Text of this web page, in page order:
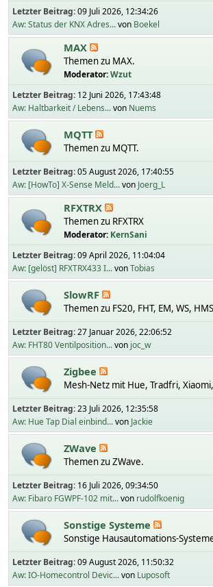
Letzter Beitrag:09 Juli 2026, 12:34:26
Aw: Status der KNX Adres...von Boekel
MAX
Themen zu MAX.
Moderator:Wzut
Letzter Beitrag: 12 Juni 2026, 17:43:48
Aw: Haltbarkeit / Lebens...von Nuems
MQTT
Themen zu MQTT.
Letzter Beitrag:05 August 2026, 17:40:55
Aw: [HowTo] X-Sense Meld...von Joerg_L
RFXTRX
Themen zu RFXTRX
Moderator: KernSani
Letzter Beitrag:09 April 2026, 11:04:04
Aw: [gelöst] RFXTRX433 I...vonTobias
SlowRF
Themen zu FS20, FHT, EM, WS,
Letzter Beitrag:27 Januar 2026, 22:06:52
Aw: FHT80 Ventilposition...von joc_w
Zigbee
Mesh-Netz mit Hue, Tradfri,
Letzter Beitrag:23 Juli 2026, 12:35:58
Aw: Hue Tap Dial einbind...von Jackie
ZWave
Themen zu ZWave.
Letzter Beitrag: 16 Juli 2026, 09:34:50
Aw: Fibaro FGWPF-102 mit...von rudolfkoenig
Sonstige Systeme
Sonstige Hausautomations-
Letzter Beitrag:09 August 2026, 11:50:32
Aw: IO-Homecontrol Devic...von Luposoft